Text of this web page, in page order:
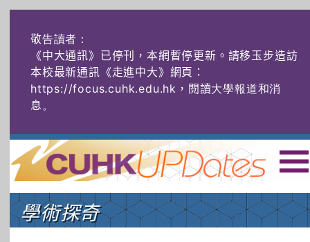
敬告讀者：
《中大通訊》已停刊，本網暫停更新。請移玉步造訪
本校最新通訊《走進中大》網頁：
https://focus.cuhk.edu.hk，閱讀大學報道和消
息。
主頁 | ENG | 简体 |
頭條 榜上友名 學術探奇
學術探奇